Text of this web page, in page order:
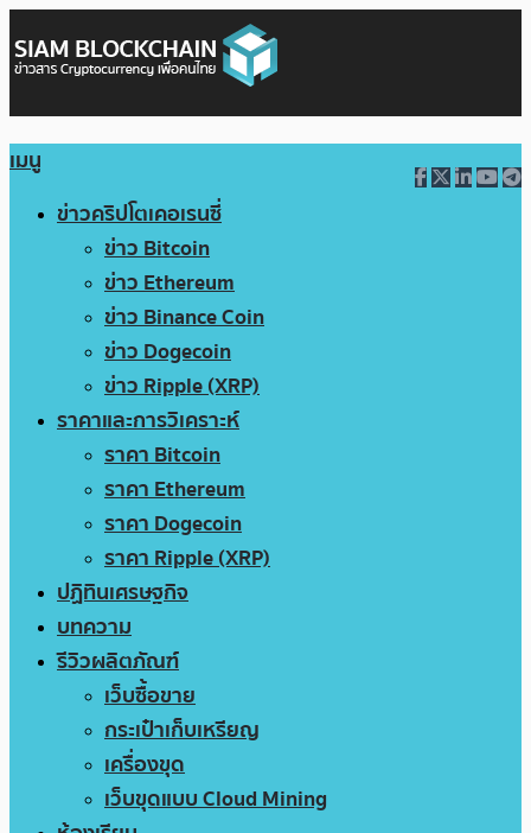
เมนู
ข่าวคริปโตเคอเรนซี่
ข่าว Bitcoin
ข่าว Ethereum
ข่าว Binance Coin
ข่าว Dogecoin
ข่าว Ripple (XRP)
ราคาและการวิเคราะห์
ราคา Bitcoin
ราคา Ethereum
ราคา Dogecoin
ราคา Ripple (XRP)
ปฏิทินเศรษฐกิจ
บทความ
รีวิวผลิตภัณฑ์
เว็บซื้อขาย
กระเป๋าเก็บเหรียญ
เครื่องขุด
เว็บขุดแบบ Cloud Mining